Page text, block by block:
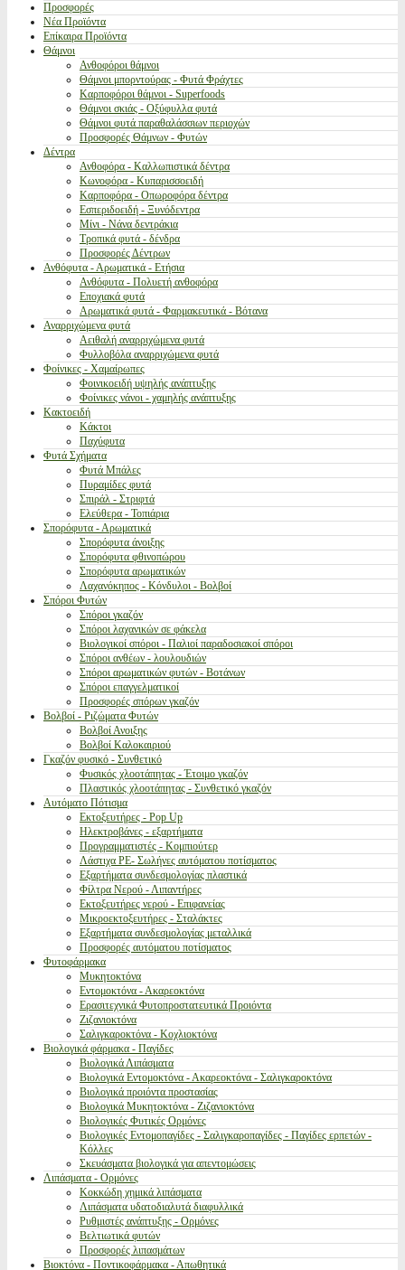
Προσφορές
Νέα Προϊόντα
Επίκαιρα Προϊόντα
Θάμνοι
Ανθοφόροι θάμνοι
Θάμνοι μπορντούρας - Φυτά Φράχτες
Καρποφόροι θάμνοι - Superfoods
Θάμνοι σκιάς - Οξύφυλλα φυτά
Θάμνοι φυτά παραθαλάσσιων περιοχών
Προσφορές Θάμνων - Φυτών
Δέντρα
Ανθοφόρα - Καλλωπιστικά δέντρα
Κωνοφόρα - Κυπαρισσοειδή
Καρποφόρα - Οπωροφόρα δέντρα
Εσπεριδοειδή - Ξυνόδεντρα
Μίνι - Νάνα δεντράκια
Τροπικά φυτά - δένδρα
Προσφορές Δέντρων
Ανθόφυτα - Αρωματικά - Ετήσια
Ανθόφυτα - Πολυετή ανθοφόρα
Εποχιακά φυτά
Αρωματικά φυτά - Φαρμακευτικά - Βότανα
Αναρριχώμενα φυτά
Αειθαλή αναρριχώμενα φυτά
Φυλλοβόλα αναρριχώμενα φυτά
Φοίνικες - Χαμαίρωπες
Φοινικοειδή υψηλής ανάπτυξης
Φοίνικες νάνοι - χαμηλής ανάπτυξης
Κακτοειδή
Κάκτοι
Παχύφυτα
Φυτά Σχήματα
Φυτά Μπάλες
Πυραμίδες φυτά
Σπιράλ - Στριφτά
Ελεύθερα - Τοπιάρια
Σπορόφυτα - Αρωματικά
Σπορόφυτα άνοιξης
Σπορόφυτα φθινοπώρου
Σπορόφυτα αρωματικών
Λαχανόκηπος - Κόνδυλοι - Βολβοί
Σπόροι Φυτών
Σπόροι γκαζόν
Σπόροι λαχανικών σε φάκελα
Βιολογικοί σπόροι - Παλιοί παραδοσιακοί σπόροι
Σπόροι ανθέων - λουλουδιών
Σπόροι αρωματικών φυτών - Βοτάνων
Σπόροι επαγγελματικοί
Προσφορές σπόρων γκαζόν
Βολβοί - Ριζώματα Φυτών
Βολβοί Ανοιξης
Βολβοί Καλοκαιριού
Γκαζόν φυσικό - Συνθετικό
Φυσικός χλοοτάπητας - Έτοιμο γκαζόν
Πλαστικός χλοοτάπητας - Συνθετικό γκαζόν
Αυτόματο Πότισμα
Εκτοξευτήρες - Pop Up
Ηλεκτροβάνες - εξαρτήματα
Προγραμματιστές - Κομπιούτερ
Λάστιχα PE- Σωλήνες αυτόματου ποτίσματος
Εξαρτήματα συνδεσμολογίας πλαστικά
Φίλτρα Νερού - Λιπαντήρες
Εκτοξευτήρες νερού - Επιφανείας
Μικροεκτοξευτήρες - Σταλάκτες
Εξαρτήματα συνδεσμολογίας μεταλλικά
Προσφορές αυτόματου ποτίσματος
Φυτοφάρμακα
Μυκητοκτόνα
Εντομοκτόνα - Ακαρεοκτόνα
Ερασιτεχνικά Φυτοπροστατευτικά Προιόντα
Ζιζανιοκτόνα
Σαλιγκαροκτόνα - Κοχλιοκτόνα
Βιολογικά φάρμακα - Παγίδες
Βιολογικά Λιπάσματα
Βιολογικά Εντομοκτόνα - Ακαρεοκτόνα - Σαλιγκαροκτόνα
Βιολογικά προιόντα προστασίας
Βιολογικά Μυκητοκτόνα - Ζιζανιοκτόνα
Βιολογικές Φυτικές Ορμόνες
Βιολογικές Εντομοπαγίδες - Σαλιγκαροπαγίδες - Παγίδες ερπετών -
Κόλλες
Σκευάσματα βιολογικά για απεντομώσεις
Λιπάσματα - Ορμόνες
Κοκκώδη χημικά λιπάσματα
Λιπάσματα υδατοδιαλυτά διαφυλλικά
Ρυθμιστές ανάπτυξης - Ορμόνες
Βελτιωτικά φυτών
Προσφορές λιπασμάτων
Βιοκτόνα - Ποντικοφάρμακα - Απωθητικά